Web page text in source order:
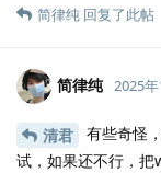
简律纯 回复了此帖
简律纯 2025
清君
有些奇怪
试，如果还不行，